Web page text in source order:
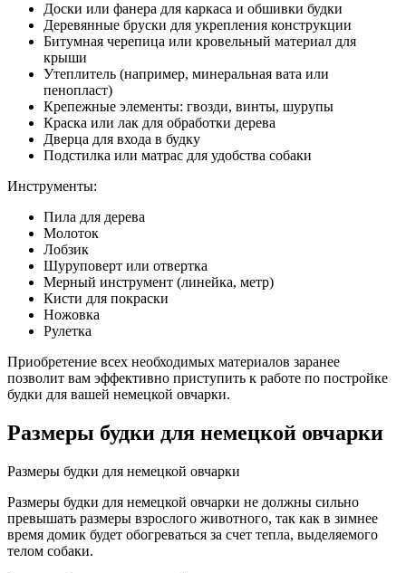
Доски или фанера для каркаса и обшивки будки
Деревянные бруски для укрепления конструкции
Битумная черепица или кровельный материал для
крыши
Утеплитель (например, минеральная вата или
пенопласт)
Крепежные элементы: гвозди, винты, шурупы
Краска или лак для обработки дерева
Дверца для входа в будку
Подстилка или матрас для удобства собаки
Инструменты:
Пила для дерева
Молоток
Лобзик
Шуруповерт или отвертка
Мерный инструмент (линейка, метр)
Кисти для покраски
Ножовка
Рулетка
Приобретение всех необходимых материалов заранее
позволит вам эффективно приступить к работе по постройке
будки для вашей немецкой овчарки.
Размеры будки для немецкой овчарки
Размеры будки для немецкой овчарки
Размеры будки для немецкой овчарки не должны сильно
превышать размеры взрослого животного, так как в зимнее
время домик будет обогреваться за счет тепла, выделяемого
телом собаки.